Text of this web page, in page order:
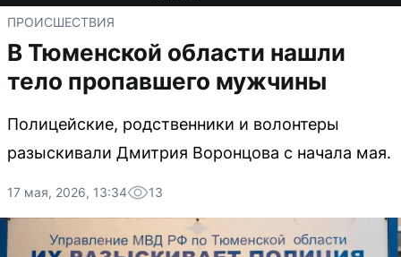
ПРОИСШЕСТВИЯ
В Тюменской области нашли
тело пропавшего мужчины
Полицейские, родственники и волонтеры
разыскивали Дмитрия Воронцова с начала мая.
17 мая, 2026, 13:34 13